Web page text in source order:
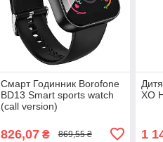
Смарт Годинник Borofone
BD13 Smart sports watch
(call version)
826,07₴ 869,55 ₴
XO
1